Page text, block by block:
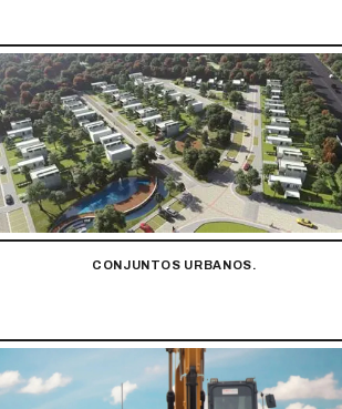
CONJUNTOS URBANOS.